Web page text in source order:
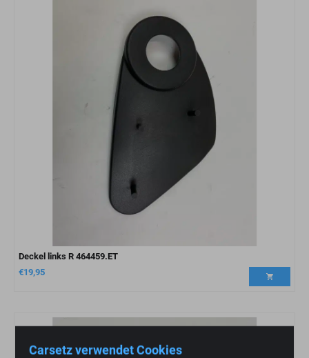
Carsetz verwendet Cookies
Deckel links R 464459.ET
€19,95